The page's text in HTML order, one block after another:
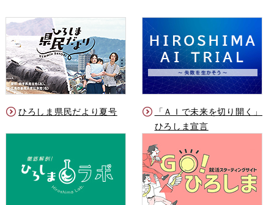
ひろしま県民だより夏号
「ＡＩで未来を切り開く」
ひろしま宣言